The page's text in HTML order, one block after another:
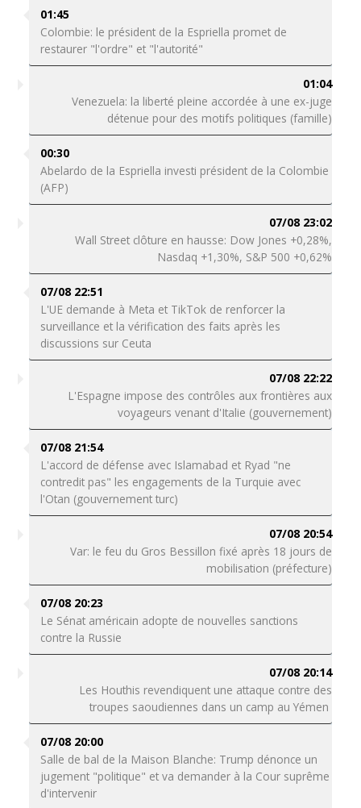
01:45
Colombie: le président de la Espriella promet de
restaurer "l'ordre" et "l'autorité"
01:04
Venezuela: la liberté pleine accordée à une ex-juge
détenue pour des motifs politiques (famille)
00:30
Abelardo de la Espriella investi président de la Colombie
(AFP)
07/08 23:02
Wall Street clôture en hausse: Dow Jones +0,28%,
Nasdaq +1,30%, S&P 500 +0,62%
07/08 22:51
L'UE demande à Meta et TikTok de renforcer la
surveillance et la vérification des faits après les
discussions sur Ceuta
07/08 22:22
L'Espagne impose des contrôles aux frontières aux
voyageurs venant d'Italie (gouvernement)
07/08 21:54
L'accord de défense avec Islamabad et Ryad "ne
contredit pas" les engagements de la Turquie avec
l'Otan (gouvernement turc)
07/08 20:54
Var: le feu du Gros Bessillon fixé après 18 jours de
mobilisation (préfecture)
07/08 20:23
Le Sénat américain adopte de nouvelles sanctions
contre la Russie
07/08 20:14
Les Houthis revendiquent une attaque contre des
troupes saoudiennes dans un camp au Yémen
07/08 20:00
Salle de bal de la Maison Blanche: Trump dénonce un
jugement "politique" et va demander à la Cour suprême
d'intervenir